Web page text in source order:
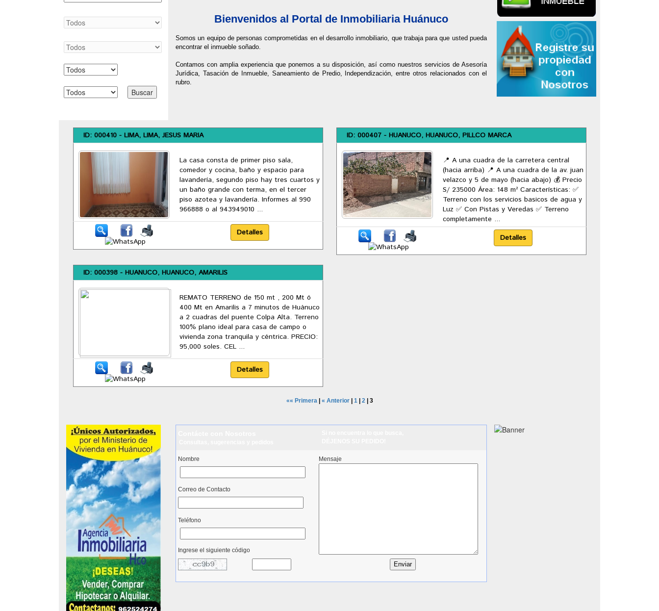
Bienvenidos al Portal de Inmobiliaria Huánuco
Somos un equipo de personas comprometidas en el desarrollo inmobiliario, que trabaja para que usted pueda
encontrar el inmueble soñado.
Contamos con amplia experiencia que ponemos a su disposición, así como nuestros servicios de Asesoría
Jurídica, Tasación de Inmueble, Saneamiento de Predio, Independización, entre otros relacionados con el
rubro.
ID: 000410 - LIMA, LIMA, JESUS MARIA
La casa consta de primer piso sala,
comedor y cocina, baño y espacio para
lavandería, segundo piso hay tres cuartos y
un baño grande con terma, en el tercer
piso azotea y lavandería. Informes al 990
966888 o al 943949010 ...
ID: 000407 - HUANUCO, HUANUCO, PILLCO MARCA
📍 A una cuadra de la carretera central
(hacia arriba) 📍 A una cuadra de la av. juan
velazco y 5 de mayo (hacia abajo) 💰 Precio
S/ 235000 Área: 148 m² Características: ✅
Terreno con los servicios basicos de agua y
Luz ✅ Con Pistas y Veredas ✅ Terreno
completamente ...
ID: 000398 - HUANUCO, HUANUCO, AMARILIS
REMATO TERRENO de 150 mt , 200 Mt ó
400 Mt en Amarilis a 7 minutos de Huánuco
a 2 cuadras del puente Colpa Alta. Terreno
100% plano ideal para casa de campo o
vivienda zona tranquila y céntrica. PRECIO:
95,000 soles. CEL ...
«« Primera| « Anterior| 1| 2| 3
Nombre Mensaje
Correo de Contacto
Teléfono
Ingrese el siguiente código